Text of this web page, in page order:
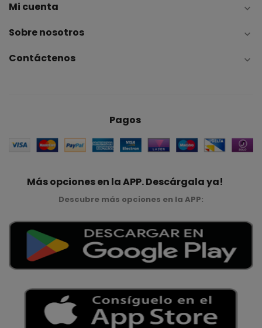
Mi cuenta 
Sobre nosotros 
Contáctenos 
Pagos
Más opciones en la APP. Descárgala ya!
Descubre más opciones en la APP: